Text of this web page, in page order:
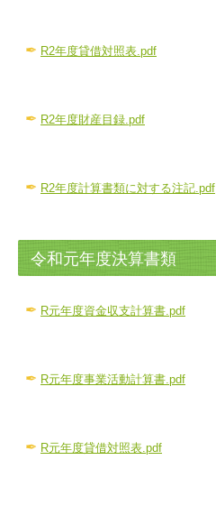
✒ R2年度貸借対照表.pdf
✒ R2年度財産目録.pdf
✒ R2年度計算書類に対する注記.pdf
令和元年度決算書類
✒ R元年度資金収支計算書.pdf
✒ R元年度事業活動計算書.pdf
✒ R元年度貸借対照表.pdf